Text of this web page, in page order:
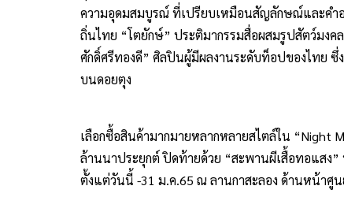
ความอุดมสมบูรณ์ ที่เปรียบเหมือนสัญลักษณ์และคำ
ถิ่นไทย “โตยักษ์” ประติมากรรมสื่อผสมรูปสัตว์มงค
ศักดิ์ศรีทองดี” ศิลปินผู้มีผลงานระดับท็อปของไทย
บนดอยตุง
เลือกซื้อสินค้ามากมายหลากหลายสไตล์ใน “Night
ล้านนาประยุกต์ ปิดท้ายด้วย “สะพานผีเสื้อทอแสง
ตั้งแต่วันนี้ -31 ม.ค.65 ณ ลานกาสะลอง ด้านหน้าศูน